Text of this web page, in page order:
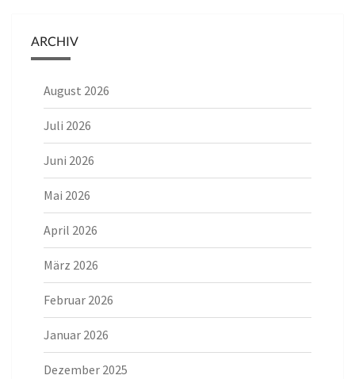
ARCHIV
August 2026
Juli 2026
Juni 2026
Mai 2026
April 2026
März 2026
Februar 2026
Januar 2026
Dezember 2025